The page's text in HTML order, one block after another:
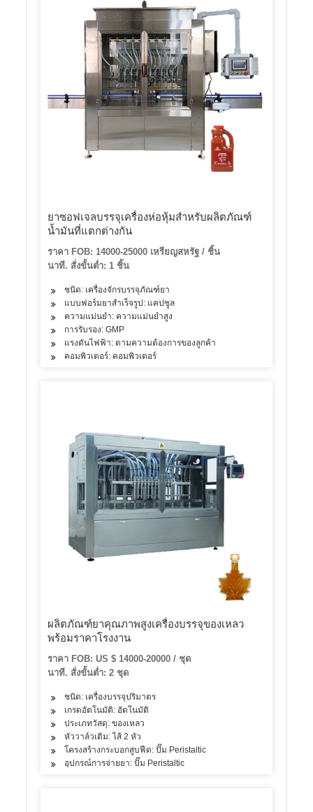
ยาซอฟเจลบรรจุเครื่องห่อหุ้มสำหรับผลิตภัณฑ์
น้ำมันที่แตกต่างกัน
ราคา FOB: 14000-25000 เหรียญสหรัฐ / ชิ้น
นาที. สั่งขั้นต่ำ: 1 ชิ้น
ชนิด: เครื่องจักรบรรจุภัณฑ์ยา
แบบฟอร์มยาสำเร็จรูป: แคปซูล
ความแม่นยำ: ความแม่นยำสูง
การรับรอง: GMP
แรงดันไฟฟ้า: ตามความต้องการของลูกค้า
คอมพิวเตอร์: คอมพิวเตอร์
ผลิตภัณฑ์ยาคุณภาพสูงเครื่องบรรจุของเหลว
พร้อมราคาโรงงาน
ราคา FOB: US $ 14000-20000 / ชุด
นาที. สั่งขั้นต่ำ: 2 ชุด
ชนิด: เครื่องบรรจุปริมาตร
เกรดอัตโนมัติ: อัตโนมัติ
ประเภทวัสดุ: ของเหลว
หัววาล์วเติม: ไส้ 2 หัว
โครงสร้างกระบอกสูบฟีด: ปั๊ม Peristaltic
อุปกรณ์การจ่ายยา: ปั๊ม Peristaltic